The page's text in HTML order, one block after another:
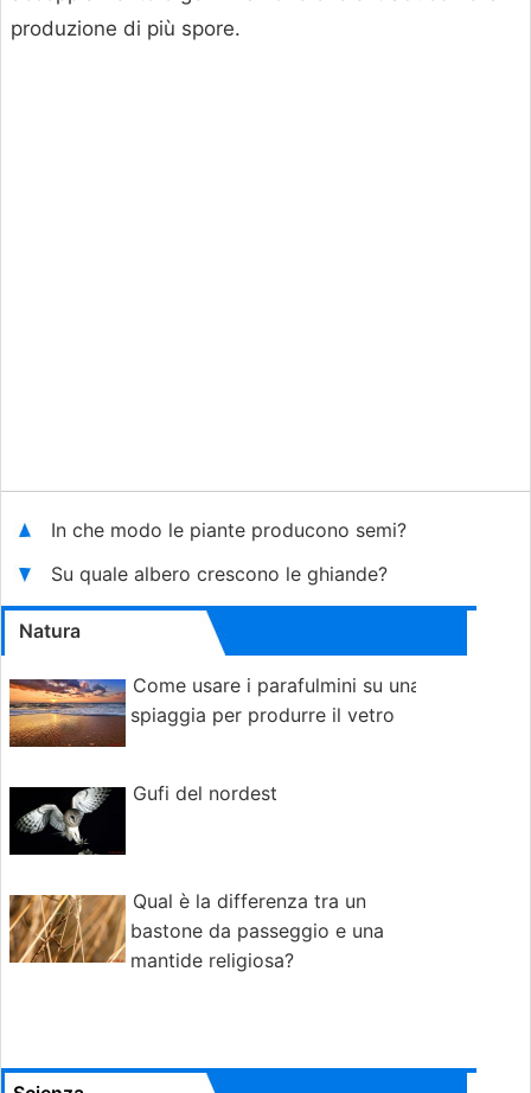
produzione di più spore.
In che modo le piante producono semi?
Su quale albero crescono le ghiande?
Natura
Come usare i parafulmini su una
spiaggia per produrre il vetro
Gufi del nordest
Qual è la differenza tra un
bastone da passeggio e una
mantide religiosa?